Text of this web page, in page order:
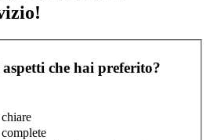
che hai preferito?